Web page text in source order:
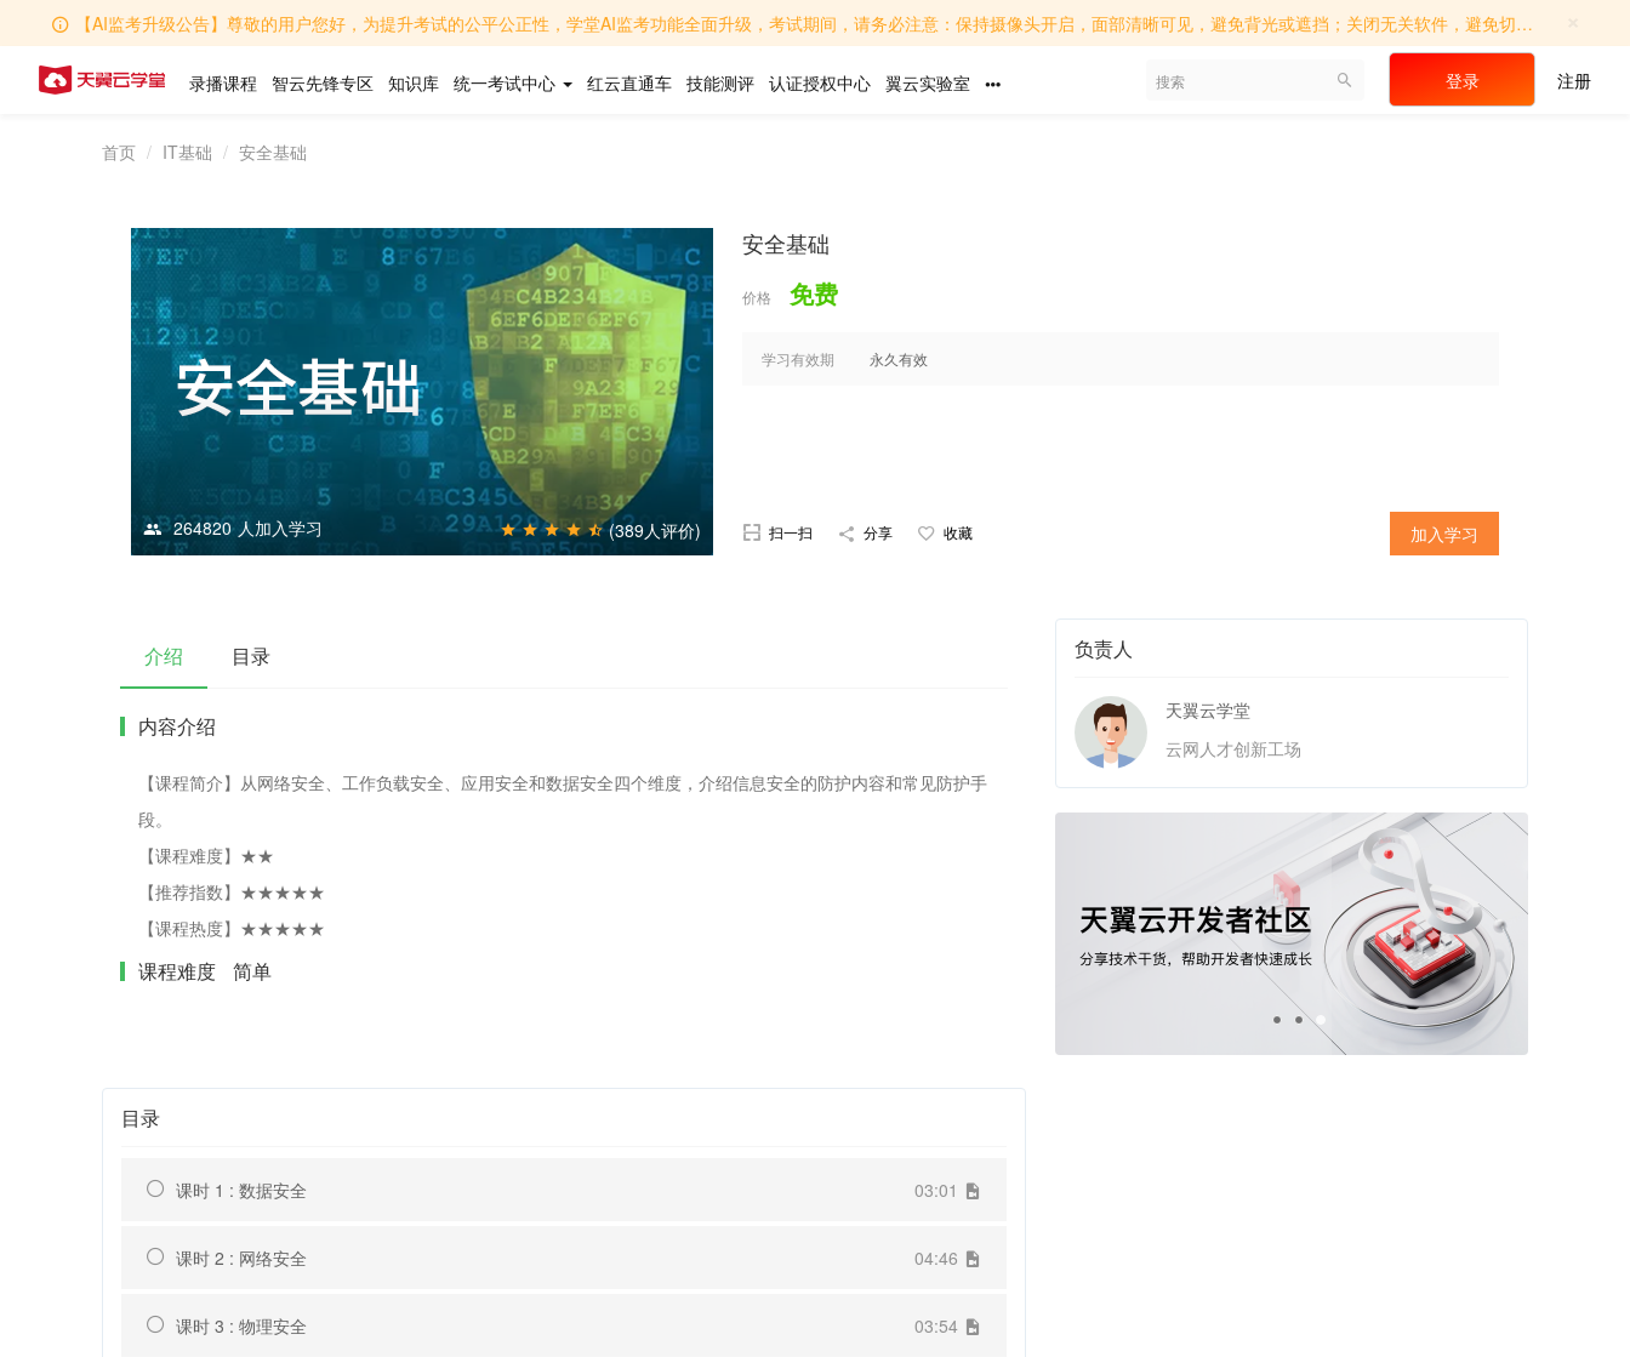
【AI监考升级公告】尊敬的用户您好，为提升考试的公平公正性，学堂AI监考功能全面升级，考试期间，请务必注意：保持摄像头开启，面部清晰可见，避免背光或遮挡；关闭无关软件，避免切屏操作；确保考试环境相对独立，避免他人进入；如遇系统提示，请及时调...
录播课程 智云先锋专区 知识库 统一考试中心 红云直通车 技能测评 认证授权中心 翼云实验室 登录 注册
首页 IT基础 安全基础
264820 人加入学习 (389人评价)
安全基础
价格 免费
学习有效期 永久有效
扫一扫 分享 收藏 加入学习
介绍 目录
内容介绍
【课程简介】从网络安全、工作负载安全、应用安全和数据安全四个维度，介绍信息安全的防护内容和常见防护手
段。
【课程难度】★★
【推荐指数】★★★★★
【课程热度】★★★★★
课程难度 简单
目录
课时 1 : 数据安全 03:01
课时 2 : 网络安全 04:46
课时 3 : 物理安全 03:54
负责人
天翼云学堂
云网人才创新工场